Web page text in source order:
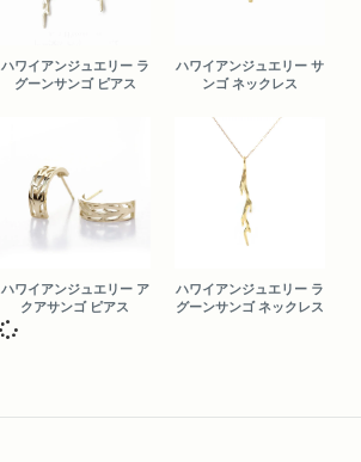
ハワイアンジュエリー ラ
グーンサンゴ ピアス
ハワイアンジュエリー サ
ンゴ ネックレス
ハワイアンジュエリー ア
クアサンゴ ピアス
ハワイアンジュエリー ラ
グーンサンゴ ネックレス